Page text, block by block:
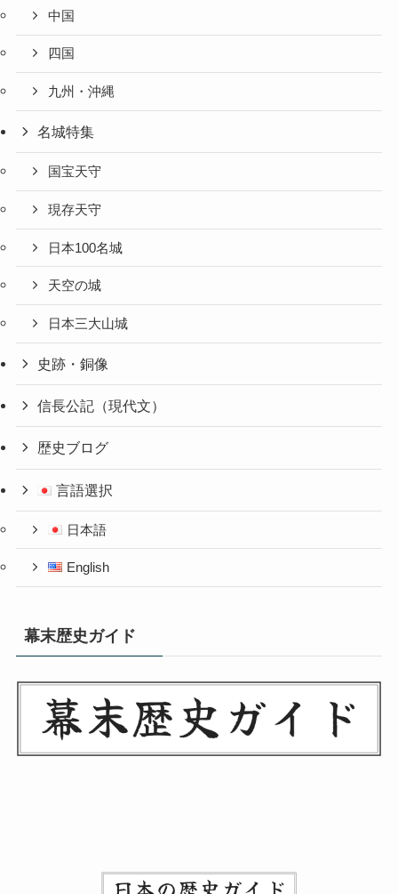
中国
四国
九州・沖縄
名城特集
国宝天守
現存天守
日本100名城
天空の城
日本三大山城
史跡・銅像
信長公記（現代文）
歴史ブログ
言語選択
日本語
English
幕末歴史ガイド